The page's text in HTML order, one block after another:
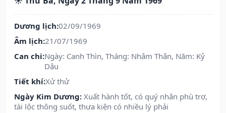
Dương lịch:02/09/1969
Âm lịch:21/07/1969
Can chi:Ngày: Canh Thìn, Tháng: Nhâm Thân, Năm: Kỷ
Dậu
Tiết khí:Xử thử
Ngày Kim Dương: Xuất hành tốt, có quý nhân phù trợ,
tài lộc thông suốt, thưa kiện có nhiều lý phải